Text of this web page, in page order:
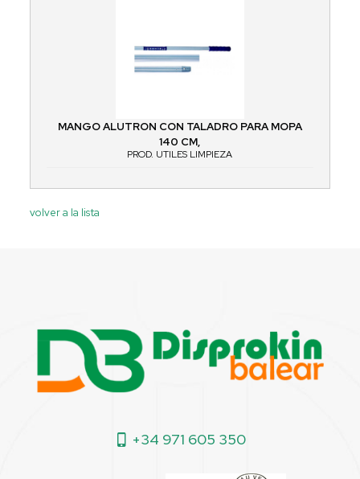
MANGO ALUTRON CON TALADRO PARA MOPA
140 CM,
PROD. UTILES LIMPIEZA
volver a la lista
+34 971 605 350